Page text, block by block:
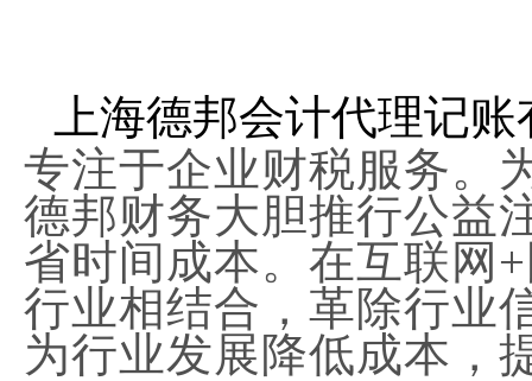
上海德邦会计代理记
专注于企业财税服务。
德邦财务大胆推行公益
省时间成本。在互联网
行业相结合，革除行业
为行业发展降低成本，